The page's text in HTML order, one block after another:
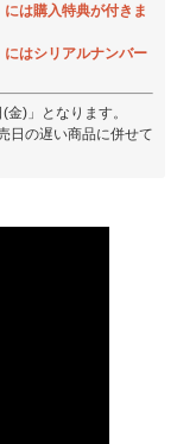
は購入特典が付きま
はシリアルナンバー
)」となります。
日の遅い商品に併せて